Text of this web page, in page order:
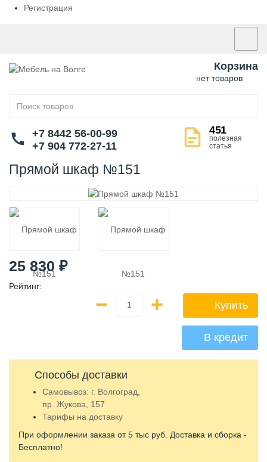
Регистрация
Корзина
нет товаров
+7 8442 56-00-99
+7 904 772-27-11
451
полезная
статья
Прямой шкаф №151
25 830 ₽
Рейтинг:
− + Купить
В кредит
Способы доставки
Самовывоз: г. Волгоград,
пр. Жукова, 157
Тарифы на доставку
При оформлении заказа от 5 тыс руб. Доставка и сборка -
Бесплатно!